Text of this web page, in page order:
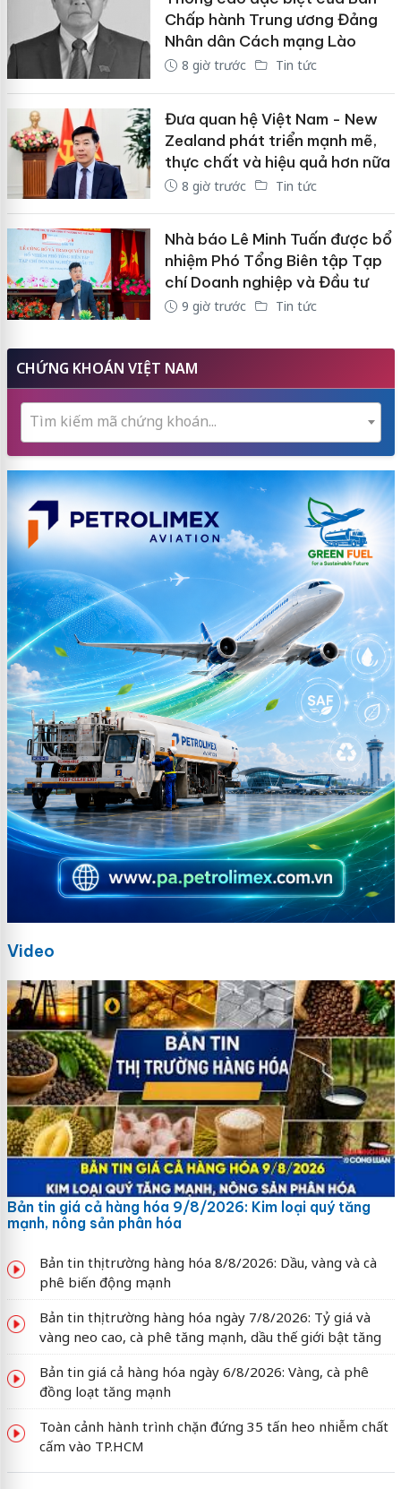
Chấp hành Trung ương Đảng
Nhân dân Cách mạng Lào
8 giờ trước Tin tức
Đưa quan hệ Việt Nam - New
Zealand phát triển mạnh mẽ,
thực chất và hiệu quả hơn nữa
8 giờ trước Tin tức
Nhà báo Lê Minh Tuấn được bổ
nhiệm Phó Tổng Biên tập Tạp
chí Doanh nghiệp và Đầu tư
9 giờ trước Tin tức
CHỨNG KHOÁN VIỆT NAM
Tìm kiếm mã chứng khoán...
Video
Bản tin giá cả hàng hóa 9/8/2026: Kim loại quý tăng
mạnh, nông sản phân hóa
Bản tin thị trường hàng hóa 8/8/2026: Dầu, vàng và cà
phê biến động mạnh
Bản tin thị trường hàng hóa ngày 7/8/2026: Tỷ giá và
vàng neo cao, cà phê tăng mạnh, dầu thế giới bật tăng
Bản tin giá cả hàng hóa ngày 6/8/2026: Vàng, cà phê
đồng loạt tăng mạnh
Toàn cảnh hành trình chặn đứng 35 tấn heo nhiễm chất
cấm vào TP.HCM